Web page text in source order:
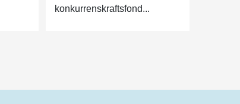
konkurrenskraftsfond...